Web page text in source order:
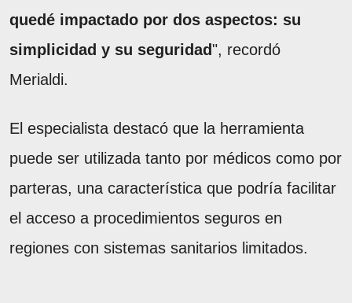
quedé impactado por dos aspectos: su
simplicidad y su seguridad", recordó
Merialdi.
El especialista destacó que la herramienta
puede ser utilizada tanto por médicos como por
parteras, una característica que podría facilitar
el acceso a procedimientos seguros en
regiones con sistemas sanitarios limitados.